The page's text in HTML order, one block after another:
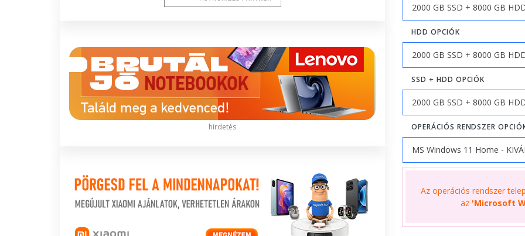
hirdetés
HDD OPCIÓK
SSD + HDD OPCIÓK
OPERÁCIÓS RENDSZER
Az operációs rendszer
az 'Microsoft